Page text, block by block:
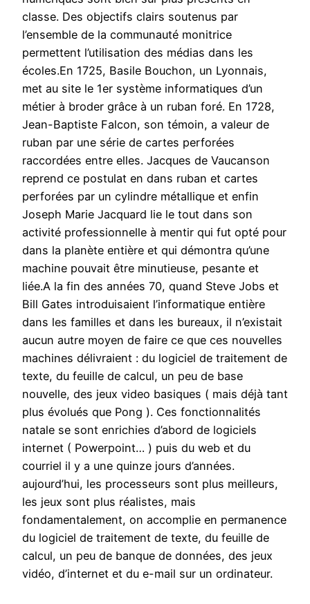
classe. Des objectifs clairs soutenus par
l’ensemble de la communauté monitrice
permettent l’utilisation des médias dans les
écoles.En 1725, Basile Bouchon, un Lyonnais,
met au site le 1er système informatiques d’un
métier à broder grâce à un ruban foré. En 1728,
Jean-Baptiste Falcon, son témoin, a valeur de
ruban par une série de cartes perforées
raccordées entre elles. Jacques de Vaucanson
reprend ce postulat en dans ruban et cartes
perforées par un cylindre métallique et enfin
Joseph Marie Jacquard lie le tout dans son
activité professionnelle à mentir qui fut opté pour
dans la planète entière et qui démontra qu’une
machine pouvait être minutieuse, pesante et
liée.A la fin des années 70, quand Steve Jobs et
Bill Gates introduisaient l’informatique entière
dans les familles et dans les bureaux, il n’existait
aucun autre moyen de faire ce que ces nouvelles
machines délivraient : du logiciel de traitement de
texte, du feuille de calcul, un peu de base
nouvelle, des jeux video basiques ( mais déjà tant
plus évolués que Pong ). Ces fonctionnalités
natale se sont enrichies d’abord de logiciels
internet ( Powerpoint… ) puis du web et du
courriel il y a une quinze jours d’années.
aujourd’hui, les processeurs sont plus meilleurs,
les jeux sont plus réalistes, mais
fondamentalement, on accomplie en permanence
du logiciel de traitement de texte, du feuille de
calcul, un peu de banque de données, des jeux
vidéo, d’internet et du e-mail sur un ordinateur.